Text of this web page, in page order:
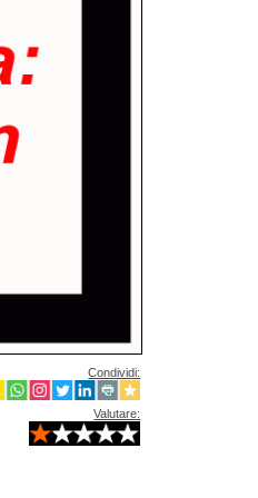
Condividi:
Valutare: